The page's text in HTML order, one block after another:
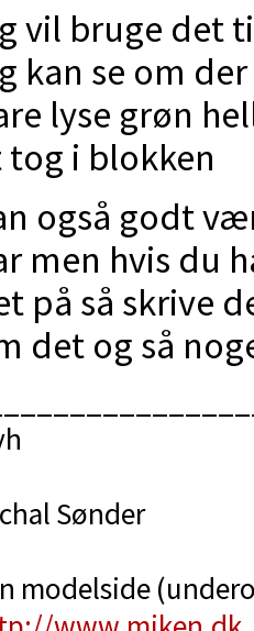
vil bruge det
kan se om
lyse grøn
tog i blokken
også godt
men hvis du
på så skrive
det og så
Sønder
modelside